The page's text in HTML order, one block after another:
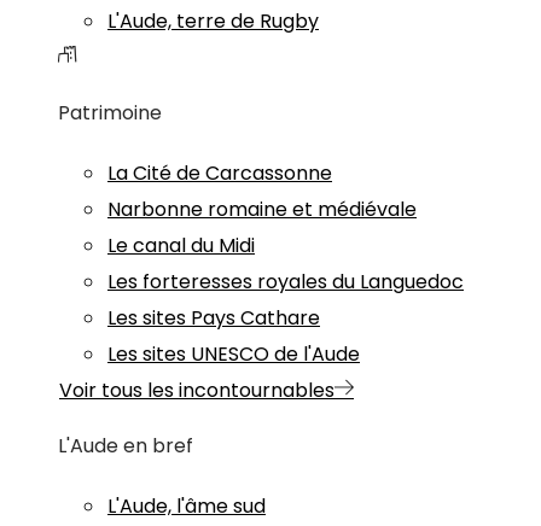
L'Aude, terre de Rugby
Patrimoine
La Cité de Carcassonne
Narbonne romaine et médiévale
Le canal du Midi
Les forteresses royales du Languedoc
Les sites Pays Cathare
Les sites UNESCO de l'Aude
Voir tous les incontournables
L'Aude en bref
L'Aude, l'âme sud